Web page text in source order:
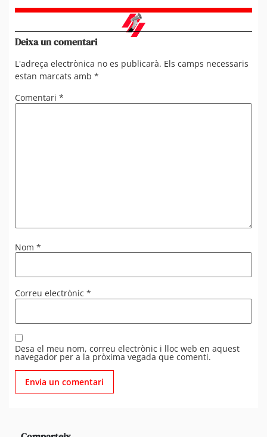
Deixa un comentari
L'adreça electrònica no es publicarà. Els camps necessaris
estan marcats amb *
Comentari *
Nom *
Correu electrònic *
Desa el meu nom, correu electrònic i lloc web en aquest
navegador per a la pròxima vegada que comenti.